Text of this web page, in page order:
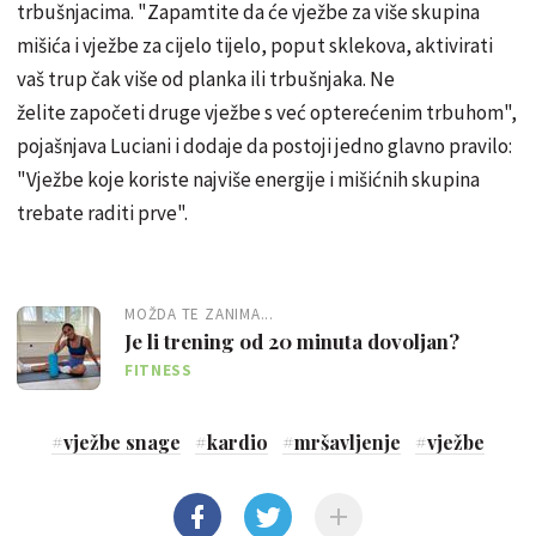
trbušnjacima. "Zapamtite da će vježbe za više skupina
mišića i vježbe za cijelo tijelo, poput sklekova, aktivirati
vaš trup čak više od planka ili trbušnjaka. Ne
želite započeti druge vježbe s već opterećenim trbuhom",
pojašnjava Luciani i dodaje da postoji jedno glavno pravilo:
"Vježbe koje koriste najviše energije i mišićnih skupina
trebate raditi prve".
MOŽDA TE ZANIMA...
Je li trening od 20 minuta dovoljan?
FITNESS
#vježbe snage #kardio #mršavljenje #vježbe